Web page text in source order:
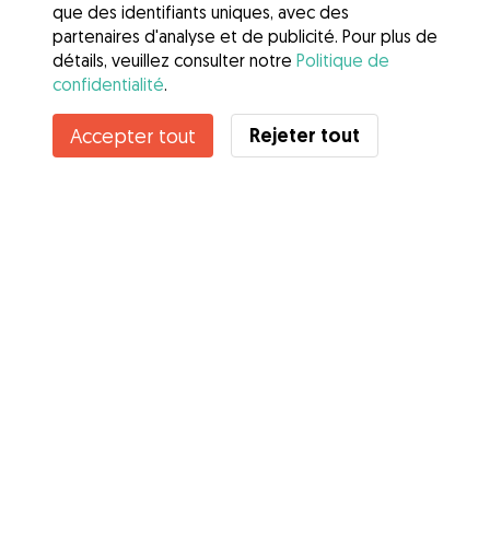
que des identifiants uniques, avec des
partenaires d'analyse et de publicité. Pour plus de
détails, veuillez consulter notre Politique de
confidentialité.
Accepter tout Rejeter tout